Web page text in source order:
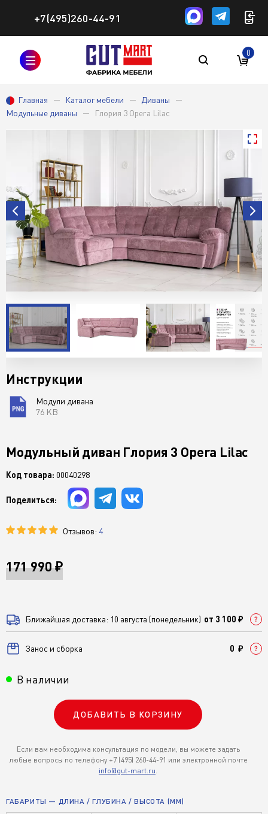
+7(495)260-44-91
0
Главная Каталог мебели
Диваны
Модульные диваны
Глория 3 Opera Lilac
Инструкции
Модули дивана
76 KB
Модульный диван Глория 3 Opera Lilac
Код товара: 00040298
Поделиться:
Отзывов: 4
171 990 ₽
Ближайшая доставка: 10 августа (понедельник) от 3 100 ₽
Занос и сборка 0 ₽
В наличии
ДОБАВИТЬ В КОРЗИНУ
Если вам необходима консультация по модели, вы можете задать
любые вопросы по телефону +7 (495) 260-44-91 или электронной почте
info@gut-mart.ru.
ГАБАРИТЫ — ДЛИНА / ГЛУБИНА / ВЫСОТА (ММ)